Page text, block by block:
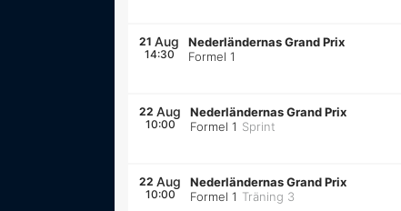
21 Aug
14:30
Nederländernas Grand Prix
Formel 1
22 Aug
10:00
Nederländernas Grand Prix
Formel 1 Sprint
22 Aug
10:00
Nederländernas Grand Prix
Formel 1 Träning 3